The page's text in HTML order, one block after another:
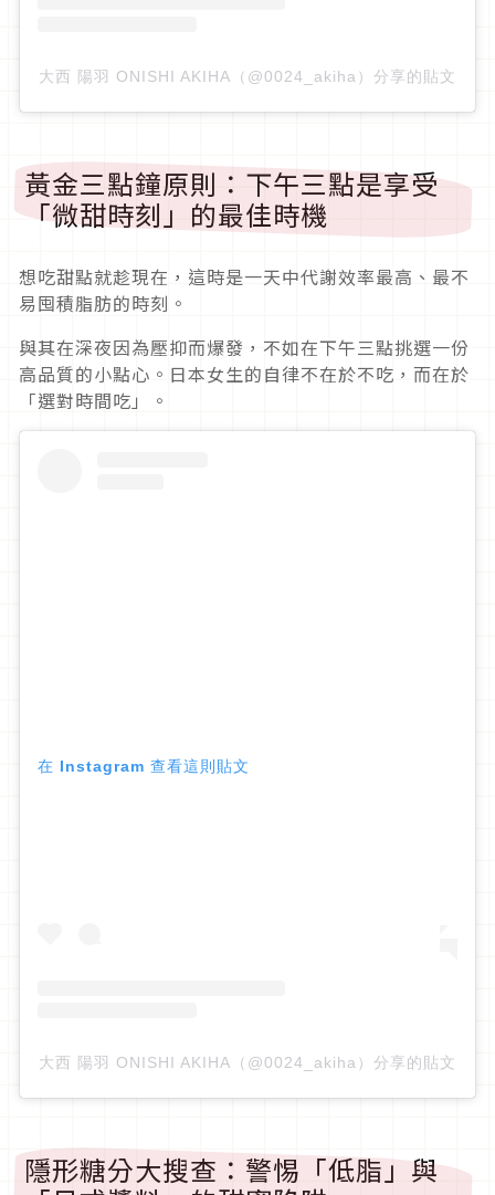
大西 陽羽 ONISHI AKIHA（@0024_akiha）分享的貼文
黃金三點鐘原則：下午三點是享受
「微甜時刻」的最佳時機
想吃甜點就趁現在，這時是一天中代謝效率最高、最不
易囤積脂肪的時刻。
與其在深夜因為壓抑而爆發，不如在下午三點挑選一份
高品質的小點心。日本女生的自律不在於不吃，而在於
「選對時間吃」。
在 Instagram 查看這則貼文
大西 陽羽 ONISHI AKIHA（@0024_akiha）分享的貼文
隱形糖分大搜查：警惕「低脂」與